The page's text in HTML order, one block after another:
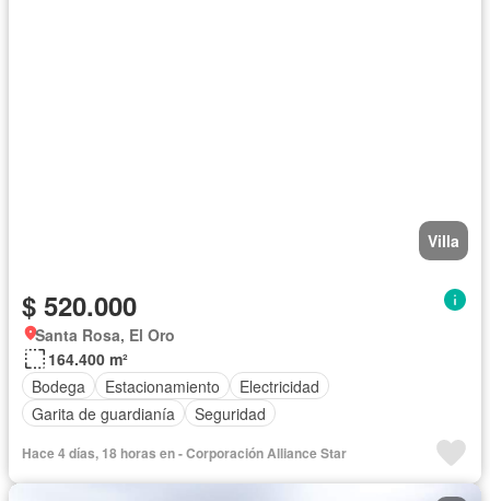
Villa
$ 520.000
Santa Rosa, El Oro
164.400 m²
Bodega
Estacionamiento
Electricidad
Garita de guardianía
Seguridad
Hace 4 días, 18 horas en - Corporación Alliance Star